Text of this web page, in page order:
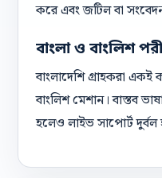
করে এবং জটিল বা
বাংলা ও বাংলিশ
বাংলাদেশি গ্রাহকরা
বাংলিশ মেশান। বাস্তব
হলেও লাইভ সাপোর্ট দুর্বল